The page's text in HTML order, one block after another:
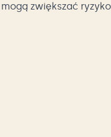
zwiększać ryzyko